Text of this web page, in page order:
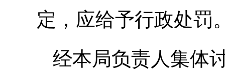
定，应给予行政处罚
经本局负责人集体